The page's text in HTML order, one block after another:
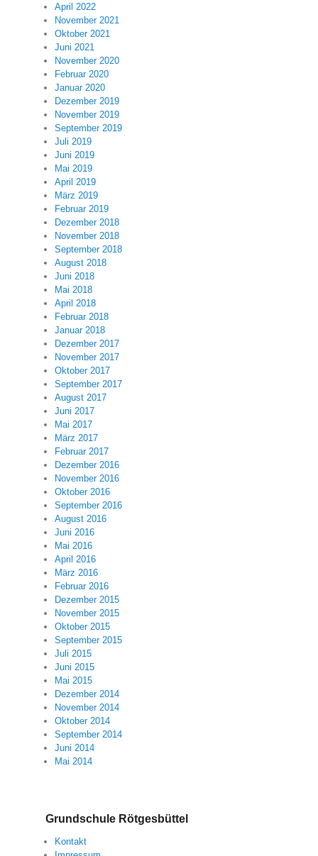
April 2022
November 2021
Oktober 2021
Juni 2021
November 2020
Februar 2020
Januar 2020
Dezember 2019
November 2019
September 2019
Juli 2019
Juni 2019
Mai 2019
April 2019
März 2019
Februar 2019
Dezember 2018
November 2018
September 2018
August 2018
Juni 2018
Mai 2018
April 2018
Februar 2018
Januar 2018
Dezember 2017
November 2017
Oktober 2017
September 2017
August 2017
Juni 2017
Mai 2017
März 2017
Februar 2017
Dezember 2016
November 2016
Oktober 2016
September 2016
August 2016
Juni 2016
Mai 2016
April 2016
März 2016
Februar 2016
Dezember 2015
November 2015
Oktober 2015
September 2015
Juli 2015
Juni 2015
Mai 2015
Dezember 2014
November 2014
Oktober 2014
September 2014
Juni 2014
Mai 2014
Grundschule Rötgesbüttel
Kontakt